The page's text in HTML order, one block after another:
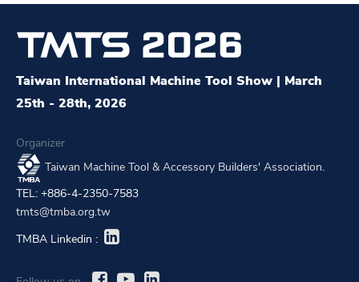
Taiwan International Machine Tool Show | March
25th - 28th, 2026
Organizer
Taiwan Machine Tool & Accessory Builders' Association.
TEL: +886-4-2350-7583
tmts@tmba.org.tw
TMBA Linkedin :